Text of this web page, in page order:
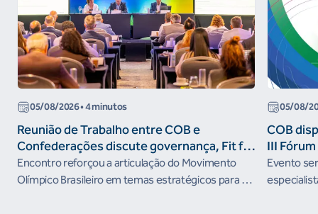
05/08/2026• 4 minutos
Reunião de Trabalho entre COB e
Confederações discute governança, Fit for
the Future e presença do Brasil em
organismos internacionais
Encontro reforçou a articulação do Movimento
Olímpico Brasileiro em temas estratégicos para os
05/08/
COB
III
Evento